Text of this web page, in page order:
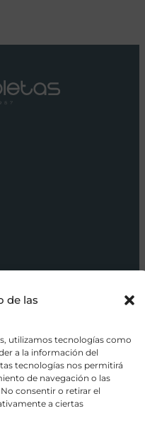
de las
utilizamos tecnologías como
a la información del
tecnologías nos permitirá
de navegación o las
consentir o retirar el
a ciertas